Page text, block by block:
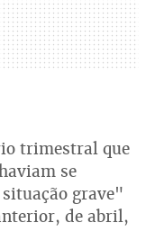
trimestral que
se
grave"
de abril,